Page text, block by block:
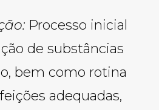
Processo inicial
de substâncias
bem como rotina
adequadas,